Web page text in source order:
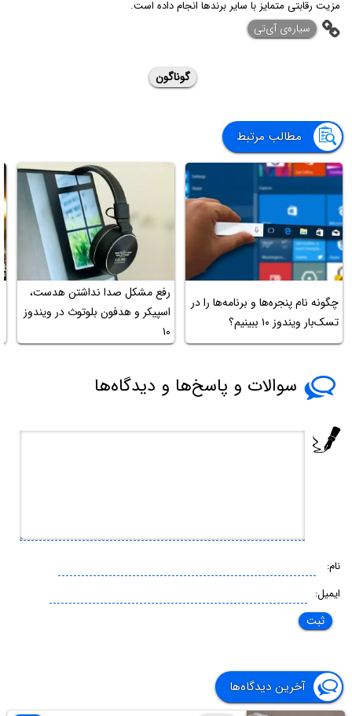
مزیت رقابتی متمایز با سایر برندها انجام داده است.
‌سیاره‌ی آی‌تی
گوناگون
مطالب مرتبط
چگونه نام پنجره‌ها و برنامه‌ها را در
تسک‌بار ویندوز ۱۰ ببینیم؟
رفع مشکل صدا نداشتن هدست،
اسپیکر و هدفون بلوتوث در ویندوز
۱۰
سوالات و پاسخ‌ها و دیدگاه‌ها
نام:
ایمیل:
آخرین دیدگاه‌ها